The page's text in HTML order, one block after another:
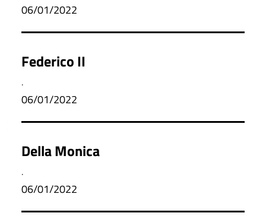
06/01/2022
Federico II
.
06/01/2022
Della Monica
.
06/01/2022